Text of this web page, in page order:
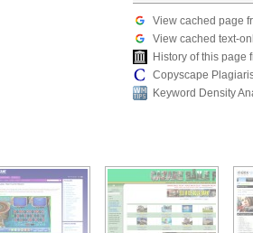
View cached page
View cached text-
History of this page
Copyscape
Keyword Density